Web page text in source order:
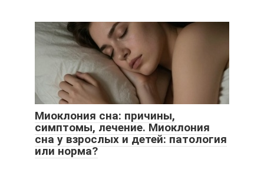
Миоклония сна: причины,
симптомы, лечение. Миоклония
сна у взрослых и детей: патология
или норма?